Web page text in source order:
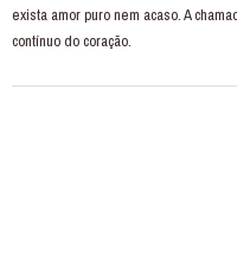
exista amor puro nem acaso. A
contínuo do coração.